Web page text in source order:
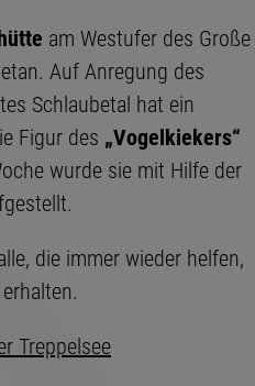
am Westufer des Große
Auf Anregung des
Schlaubetal hat ein
Figur des „Vogelkiekers“
wurde sie mit Hilfe der
die immer wieder helfen,
Treppelsee